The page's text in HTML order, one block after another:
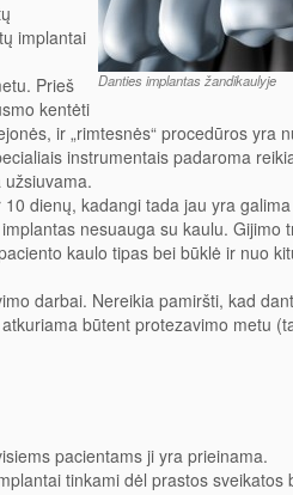
Danties implantas žandikaulyje
implantai
Prieš
kentėti
ir „rimtesnės“ procedūros yra
instrumentais padaroma
dienų, kadangi tada jau yra
nesuauga su kaulu. Gijimo
kaulo tipas bei būklė ir nuo
darbai. Nereikia pamiršti, kad
būtent protezavimo metu
pacientams ji yra prieinama.
tinkami dėl prastos sveikatos